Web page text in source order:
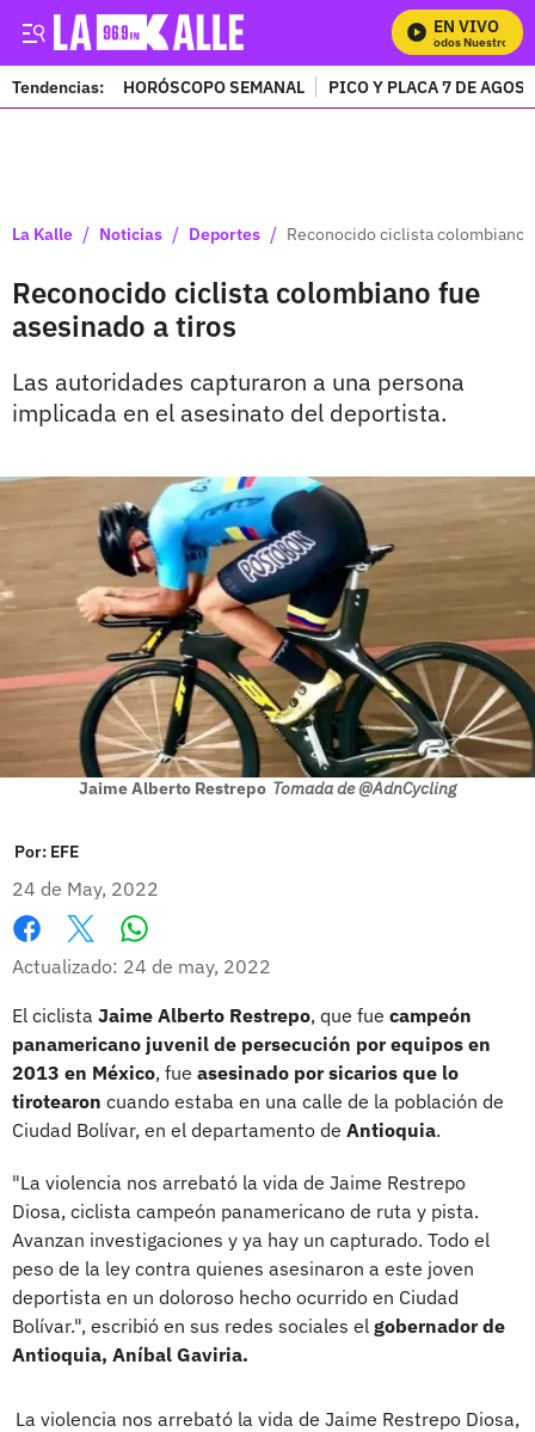
EN VIVO
Mira Todos Nuestros
Tendencias: HORÓSCOPO SEMANAL PICO Y PLACA 7 DE
La Kalle / Noticias / Deportes / Reconocido ciclista colombiano
Reconocido ciclista colombiano fue
asesinado a tiros
Las autoridades capturaron a una persona
implicada en el asesinato del deportista.
Jaime Alberto Restrepo Tomada de @AdnCycling
Por: EFE
24 de May, 2022
Facebook
X
Actualizado: 24 de may, 2022
El ciclista Jaime Alberto Restrepo, que fue campeón
panamericano juvenil de persecución por equipos en
2013 en México, fue asesinado por sicarios que lo
tirotearon cuando estaba en una calle de la población de
Ciudad Bolívar, en el departamento de Antioquia.
"La violencia nos arrebató la vida de Jaime Restrepo
Diosa, ciclista campeón panamericano de ruta y pista.
Avanzan investigaciones y ya hay un capturado. Todo el
peso de la ley contra quienes asesinaron a este joven
deportista en un doloroso hecho ocurrido en Ciudad
Bolívar.", escribió en sus redes sociales el gobernador de
Antioquia, Aníbal Gaviria.
La violencia nos arrebató la vida de Jaime Restrepo Diosa,